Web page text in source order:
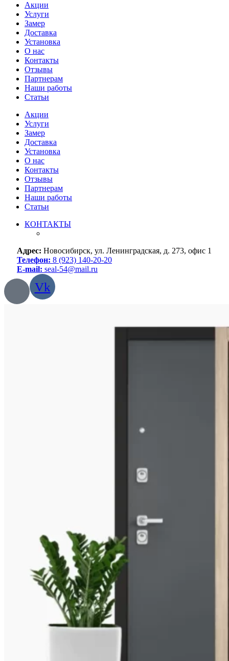
Акции
Услуги
Замер
Доставка
Установка
О нас
Контакты
Отзывы
Партнерам
Наши работы
Статьи
Акции
Услуги
Замер
Доставка
Установка
О нас
Контакты
Отзывы
Партнерам
Наши работы
Статьи
КОНТАКТЫ
Адрес: Новосибирск, ул. Ленинградская, д. 273, офис 1
Телефон: 8 (923) 140-20-20
E-mail: seal-54@mail.ru
Vk